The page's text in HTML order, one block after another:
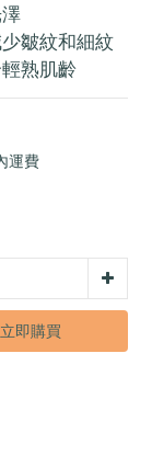
皺紋和細紋
熟肌齡
運費
立即購買